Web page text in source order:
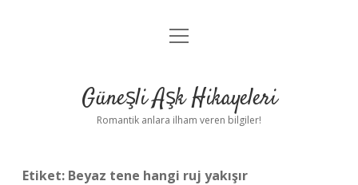
Anasayfa
Yasal Uyarı
menüyü
Güneşli Aşk Hikayeleri
Romantik anlara ilham veren bilgiler!
Etiket: Beyaz tene hangi ruj yakışır